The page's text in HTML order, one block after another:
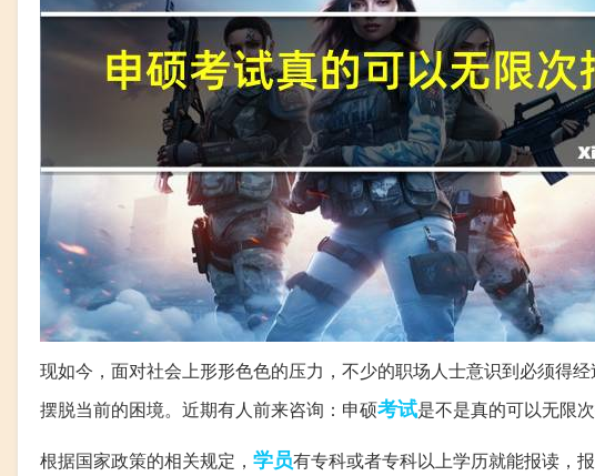
现如今，面对社会上形形色色的压力，不少的职场人士意识到必须得
摆脱当前的困境。近期有人前来咨询：申硕考试是不是真的可以无限
根据国家政策的相关规定， 学员有专科或者专科以上学历就能报读，